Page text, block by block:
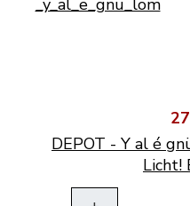
DEPOT - Y al é
Licht!